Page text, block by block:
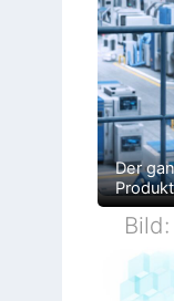
Der